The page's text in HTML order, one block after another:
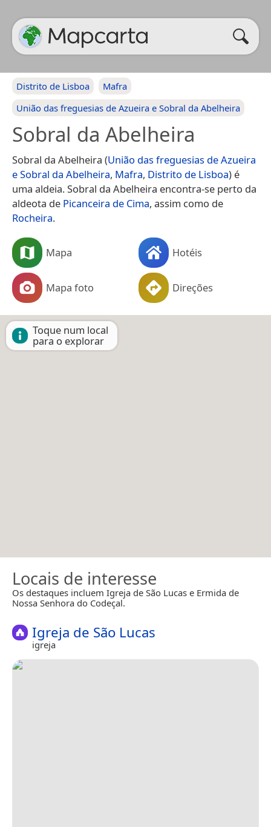
Distrito de Lisboa
Mafra
União das freguesias de Azueira e Sobral da Abelheira
Sobral da Abelheira
Sobral da Abelheira (União das freguesias de Azueira
e Sobral da Abelheira, Mafra, Distrito de Lisboa) é
uma aldeia. Sobral da Abelheira encontra-se perto da
aldeota de Picanceira de Cima, assim como de
Rocheira.
Mapa Hotéis
Mapa foto Direções
Toque num local
para o explorar
Locais de interesse
Os destaques incluem Igreja de São Lucas e Ermida de
Nossa Senhora do Codeçal.
Igreja de São Lucas
igreja